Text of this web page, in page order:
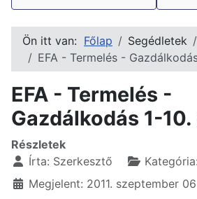
Ön itt van: Főlap Segédletek
EFA - Termelés -
EFA - Termelés -
Gazdálkodás 1-
Részletek
Írta: Szerkesztő Kategória:
Megjelent: 2011. szeptember 06